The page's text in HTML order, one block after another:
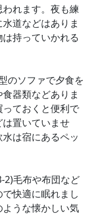
れます。夜も練
道などはありま
持っていかれる
のソファで夕食を
器類などありま
ておくと便利で
置いていませ
は宿にあるペッ
2)毛布や布団など
快適に眠れまし
うな懐かしい気